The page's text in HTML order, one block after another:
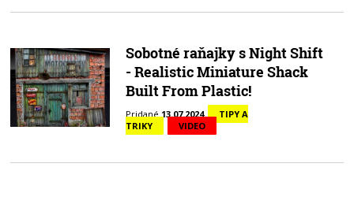
Sobotné raňajky s Night Shift
- Realistic Miniature Shack
Built From Plastic!
Pridané 13.07.2024
TIPY A
TRIKY
VIDEO